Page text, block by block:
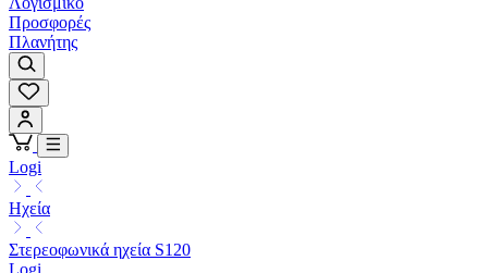
Προσφορές
Πλανήτης
Logi
Ηχεία
Στερεοφωνικά ηχεία S120